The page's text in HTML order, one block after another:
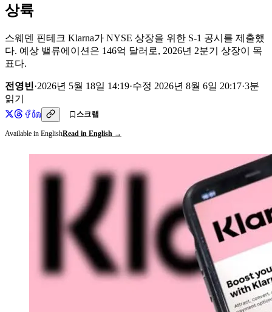
상륙
스웨덴 핀테크 Klarna가 NYSE 상장을 위한 S-1 공시를 제출했
다. 예상 밸류에이션은 146억 달러로, 2026년 2분기 상장이 목
표다.
전영빈·2026년 5월 18일 14:19·수정 2026년 8월 6일 20:17·3분
읽기
스크랩
Available in EnglishRead in English →